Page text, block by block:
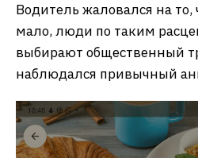
Водитель жаловался на то,
мало, люди по таким
выбирают общественный
наблюдался привычный